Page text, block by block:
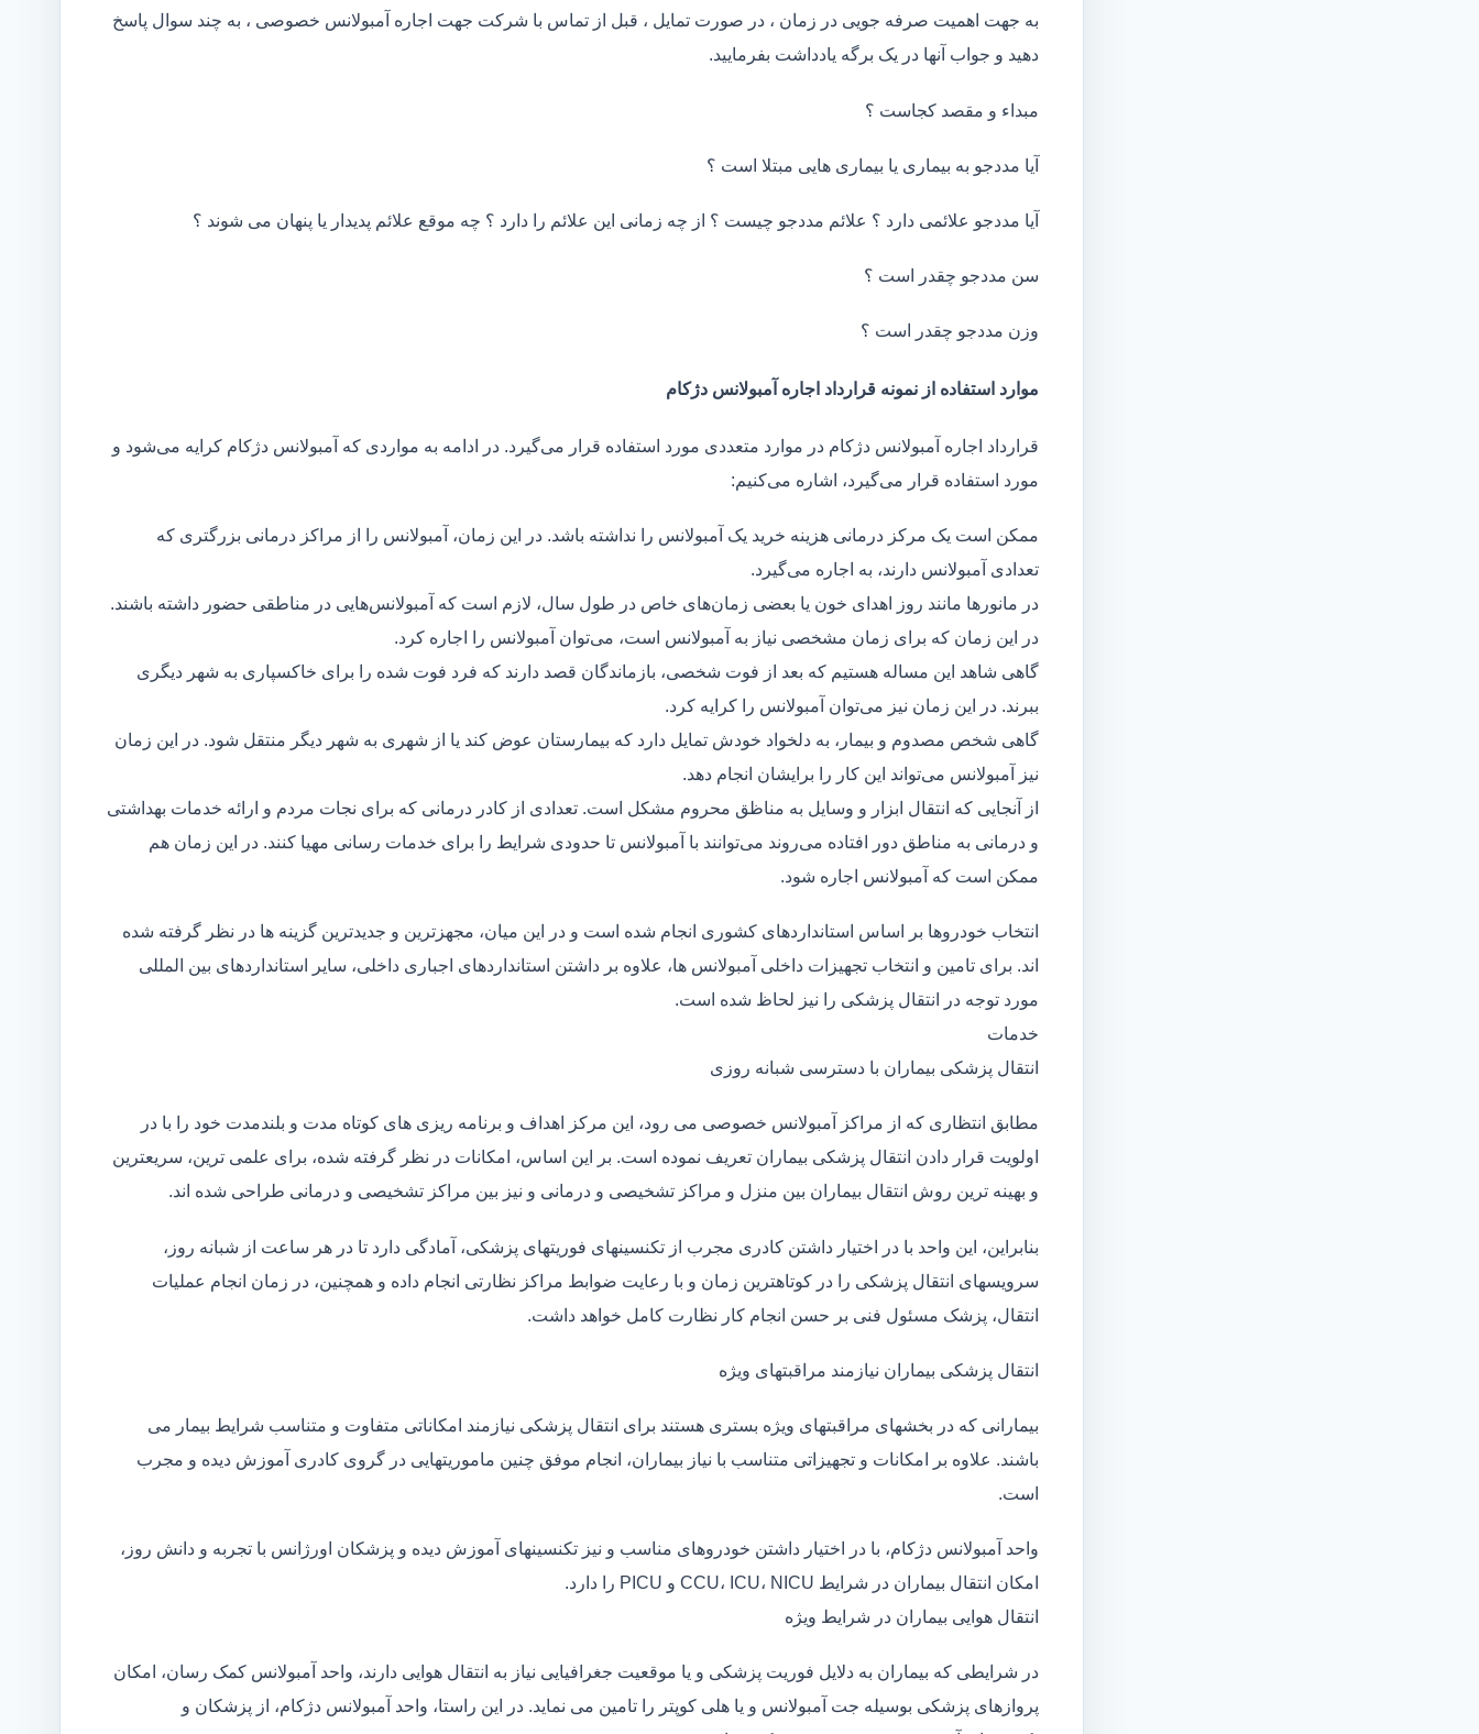
به جهت اهمیت صرفه جویی در زمان ، در صورت تمایل ، قبل از تماس با شرکت جهت اجاره آمبولانس خصوصی ، به چند سوال پاسخ
دهید و جواب آنها در یک برگه یادداشت بفرمایید.
مبداء و مقصد کجاست ؟
آیا مددجو به بیماری یا بیماری هایی مبتلا است ؟
آیا مددجو علائمی دارد ؟ علائم مددجو چیست ؟ از چه زمانی این علائم را دارد ؟ چه موقع علائم پدیدار یا پنهان می شوند ؟
سن مددجو چقدر است ؟
وزن مددجو چقدر است ؟
موارد استفاده از نمونه قرارداد اجاره آمبولانس دژکام
قرارداد اجاره آمبولانس دژکام در موارد متعددی مورد استفاده قرار می‌گیرد. در ادامه به مواردی که آمبولانس دژکام کرایه می‌شود و
مورد استفاده قرار می‌گیرد، اشاره می‌کنیم:
ممکن است یک مرکز درمانی هزینه خرید یک آمبولانس را نداشته باشد. در این زمان، آمبولانس را از مراکز درمانی بزرگتری که
تعدادی آمبولانس دارند، به اجاره می‌گیرد.
در مانور‌ها مانند روز اهدای خون یا بعضی زمان‌های خاص در طول سال، لازم است که آمبولانس‌هایی در مناطقی حضور داشته باشند.
در این زمان که برای زمان مشخصی نیاز به آمبولانس است، می‌توان آمبولانس را اجاره کرد.
گاهی شاهد این مساله هستیم که بعد از فوت شخصی، بازماندگان قصد دارند که فرد فوت شده را برای خاکسپاری به شهر دیگری
ببرند. در این زمان نیز می‌توان آمبولانس را کرایه کرد.
گاهی شخص مصدوم و بیمار، به دلخواد خودش تمایل دارد که بیمارستان عوض کند یا از شهری به شهر دیگر منتقل شود. در این زمان
نیز آمبولانس می‌تواند این کار را برایشان انجام دهد.
از آنجایی که انتقال ابزار و وسایل به مناظق محروم مشکل است. تعدادی از کادر درمانی که برای نجات مردم و ارائه خدمات بهداشتی
و درمانی به مناطق دور افتاده می‌روند می‌توانند با آمبولانس تا حدودی شرایط را برای خدمات رسانی مهیا کنند. در این زمان هم
ممکن است که آمبولانس اجاره شود.
انتخاب خودروها بر اساس استانداردهای کشوری انجام شده است و در این میان، مجهزترین و جدیدترین گزینه ها در نظر گرفته شده
اند. برای تامین و انتخاب تجهیزات داخلی آمبولانس ها، علاوه بر داشتن استانداردهای اجباری داخلی، سایر استانداردهای بین المللی
مورد توجه در انتقال پزشکی را نیز لحاظ شده است.
خدمات
انتقال پزشکی بیماران با دسترسی شبانه روزی
مطابق انتظاری که از مراکز آمبولانس خصوصی می رود، این مرکز اهداف و برنامه ریزی های کوتاه مدت و بلندمدت خود را با در
اولویت قرار دادن انتقال پزشکی بیماران تعریف نموده است. بر این اساس، امکانات در نظر گرفته شده، برای علمی ترین، سریعترین
و بهینه ترین روش انتقال بیماران بین منزل و مراکز تشخیصی و درمانی و نیز بین مراکز تشخیصی و درمانی طراحی شده اند.
بنابراین، این واحد با در اختیار داشتن کادری مجرب از تکنسینهای فوریتهای پزشکی، آمادگی دارد تا در هر ساعت از شبانه روز،
سرویسهای انتقال پزشکی را در کوتاهترین زمان و با رعایت ضوابط مراکز نظارتی انجام داده و همچنین، در زمان انجام عملیات
انتقال، پزشک مسئول فنی بر حسن انجام کار نظارت کامل خواهد داشت.
انتقال پزشکی بیماران نیازمند مراقبتهای ویژه
بیمارانی که در بخشهای مراقبتهای ویژه بستری هستند برای انتقال پزشکی نیازمند امکاناتی متفاوت و متناسب شرایط بیمار می
باشند. علاوه بر امکانات و تجهیزاتی متناسب با نیاز بیماران، انجام موفق چنین ماموریتهایی در گروی کادری آموزش دیده و مجرب
است.
واحد آمبولانس دژکام، با در اختیار داشتن خودروهای مناسب و نیز تکنسینهای آموزش دیده و پزشکان اورژانس با تجربه و دانش روز،
امکان انتقال بیماران در شرایط CCU، ICU، NICU و PICU را دارد.
انتقال هوایی بیماران در شرایط ویژه
در شرایطی که بیماران به دلایل فوریت پزشکی و یا موقعیت جغرافیایی نیاز به انتقال هوایی دارند، واحد آمبولانس کمک رسان، امکان
پروازهای پزشکی بوسیله جت آمبولانس و یا هلی کوپتر را تامین می نماید. در این راستا، واحد آمبولانس دژکام، از پزشکان و